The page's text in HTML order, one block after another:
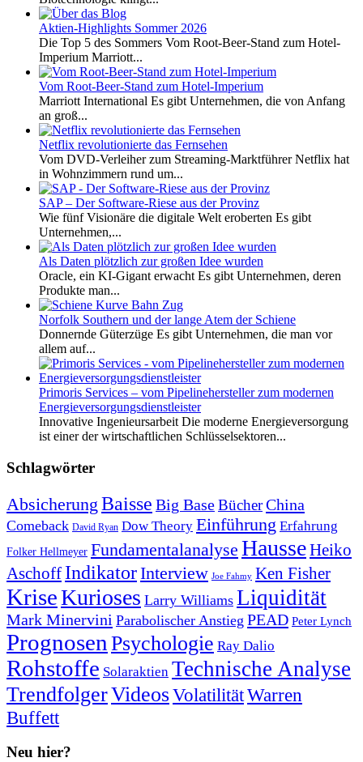
Aktien-Highlights Sommer 2026
Die Top 5 des Sommers Vom Root-Beer-Stand zum Hotel-
Imperium Marriott...
Vom Root-Beer-Stand zum Hotel-Imperium
Marriott International Es gibt Unternehmen, die von Anfang
an groß...
Netflix revolutionierte das Fernsehen
Vom DVD-Verleiher zum Streaming-Marktführer Netflix hat
in Wohnzimmern rund um...
SAP – Der Software-Riese aus der Provinz
Wie fünf Visionäre die digitale Welt eroberten Es gibt
Unternehmen,...
Als Daten plötzlich zur großen Idee wurden
Oracle, ein KI-Gigant erwacht Es gibt Unternehmen, deren
Produkte man...
Norfolk Southern und der lange Atem der Schiene
Donnernde Güterzüge Es gibt Unternehmen, die man vor
allem auf...
Primoris Services – vom Pipelinehersteller zum modernen
Energieversorgungsdienstleister
Innovative Ingenieursarbeit Die moderne Energieversorgung
ist einer der wirtschaftlichen Schlüsselsektoren...
Schlagwörter
Absicherung Baisse Big BaseBücherChina
Comeback David Ryan Dow Theory Einführung Erfahrung
Folker Hellmeyer Fundamentalanalyse HausseHeiko
Aschoff IndikatorInterview Joe Fahmy Ken Fisher
KriseKurioses Larry Williams Liquidität
Mark Minervini Parabolischer Anstieg PEAD Peter Lynch
Prognosen Psychologie Ray Dalio
Rohstoffe Solaraktien Technische Analyse
TrendfolgerVideosVolatilitätWarren
Buffett
Neu hier?